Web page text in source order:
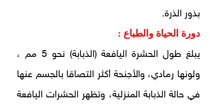
بذور الذرة.
دورة الحياة والطباع :
يبلغ طول الحشرة اليافعة (الذبابة) نحو 5 مم ،
ولونها رمادي، والأجنحة أكثر التصاقا بالجسم عنها
في حالة الذبابة المنزلية، وتظهر الحشرات اليافعة